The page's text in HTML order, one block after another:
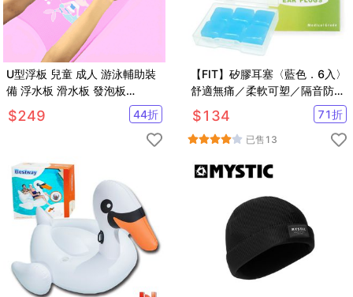
U型浮板 兒童 成人 游泳輔助裝
備 浮水板 滑水板 發泡板
【SV61323】
$249 44折
【FIT】矽膠耳塞〈藍色．6入〉
舒適無痛／柔軟可塑／隔音防噪
／（內附收納盒）
$134 71折
已售 13